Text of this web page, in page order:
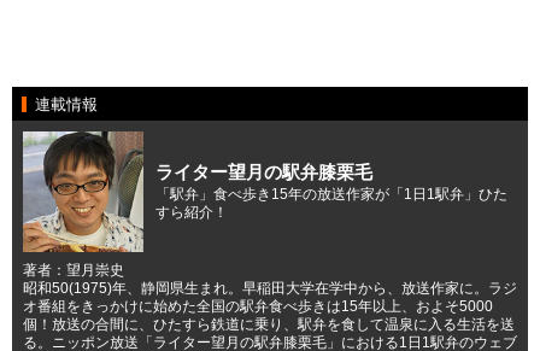
連載情報
ライター望月の駅弁膝栗毛
「駅弁」食べ歩き15年の放送作家が「1日1駅弁」ひた
すら紹介！
著者：望月崇史
昭和50(1975)年、静岡県生まれ。早稲田大学在学中から、放送作家に。ラジ
オ番組をきっかけに始めた全国の駅弁食べ歩きは15年以上、およそ5000
個！放送の合間に、ひたすら鉄道に乗り、駅弁を食して温泉に入る生活を送
る。ニッポン放送「ライター望月の駅弁膝栗毛」における1日1駅弁のウェブ